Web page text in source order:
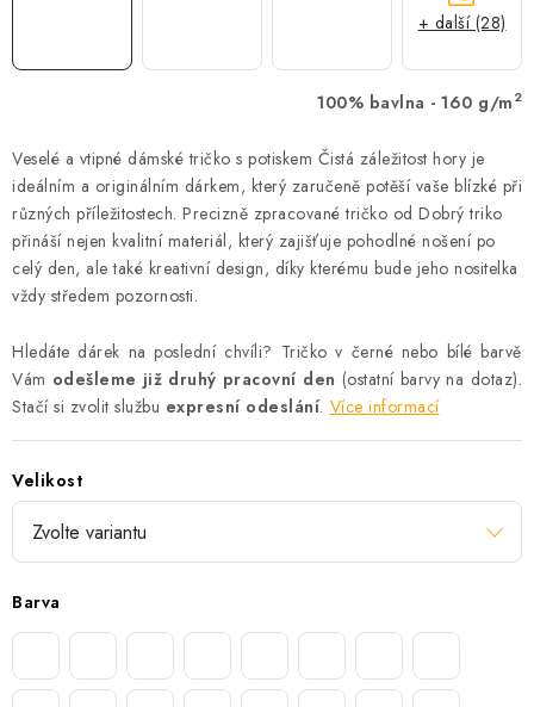
100% bavlna - 160 g/m 2
Veselé a vtipné dámské tričko s potiskem Čistá záležitost hory je
ideálním a originálním dárkem, který zaručeně potěší vaše blízké při
různých příležitostech. Precizně zpracované tričko od Dobrý triko
přináší nejen kvalitní materiál, který zajišťuje pohodlné nošení po
celý den, ale také kreativní design, díky kterému bude jeho nositelka
vždy středem pozornosti.
Hledáte dárek na poslední chvíli? Tričko v černé nebo bílé barvě
Vám odešleme již druhý pracovní den (ostatní barvy na dotaz).
Stačí si zvolit službu expresní odeslání. Více informací
Velikost
Barva
+ další (28)